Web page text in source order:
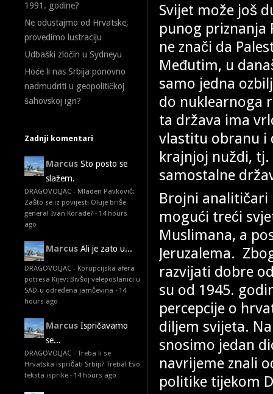
1991. godine?
Ne odustajmo od Hrvatske,
provedimo lustraciju
Udbaški zločin u Sydneyu
Hoće li nas Srbija ponovno
nadmudriti u geopolitičkoj
šahovskoj igri?
Zadnji komentari
Marcus Sto posto se
slažem.
DRAGOVOLJAC - Mladen Pavković:
Zašto se iz povijesti Oluje briše
general Ivan Korade? · 14 hours
ago
Marcus Ali je zato u...
DRAGOVOLJAC - Korupcijska afera
potresa Kijev: Bivšoj veleposlanici u
SAD-u određena jamčevina · 14
hours ago
Marcus Ispričavamo
se...
DRAGOVOLJAC - Treba li se
Hrvatska ispričati Srbiji? Treba! Evo
teksta isprike · 14 hours ago
Svijet može još
punog priznanja
ne znači da
Međutim, u
samo jedna
do nuklearnoga
ta država ima
vlastitu obranu i
krajnjoj nuždi, tj.
samostalne
Brojni analitičari
mogući treći
Muslimana, a
Jeruzalema.
razvijati dobre
su od 1945.
percepcije o
diljem svijeta.
snosimo jedan
navrijeme znali
politike tijekom